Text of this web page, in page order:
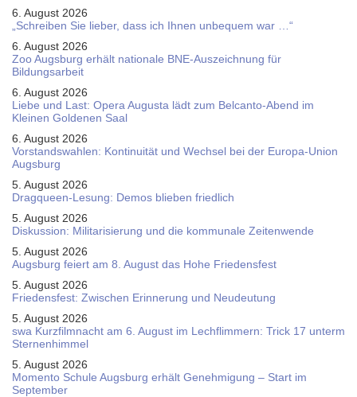
6. August 2026
„Schreiben Sie lieber, dass ich Ihnen unbequem war …“
6. August 2026
Zoo Augsburg erhält nationale BNE-Auszeichnung für
Bildungsarbeit
6. August 2026
Liebe und Last: Opera Augusta lädt zum Belcanto-Abend im
Kleinen Goldenen Saal
6. August 2026
Vorstandswahlen: Kontinuität und Wechsel bei der Europa-Union
Augsburg
5. August 2026
Dragqueen-Lesung: Demos blieben friedlich
5. August 2026
Diskussion: Mi­li­ta­ri­sie­rung und die kommunale Zeitenwende
5. August 2026
Augsburg feiert am 8. August das Hohe Friedensfest
5. August 2026
Friedensfest: Zwischen Erinnerung und Neudeutung
5. August 2026
swa Kurz­film­nacht am 6. August im Lech­flim­mern: Trick 17 unterm
Sternen­himmel
5. August 2026
Momento Schule Augsburg erhält Genehmigung – Start im
September